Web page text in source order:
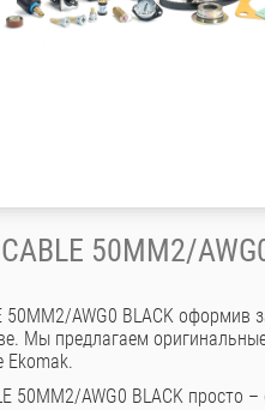
CABLE 50MM2/
50MM2/AWG0 BLACK
Мы предлагаем
Ekomak.
50MM2/AWG0 BLACK